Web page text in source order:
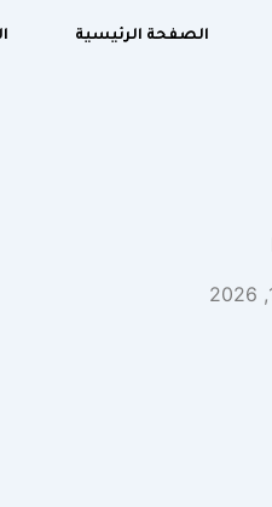
الصفحة الرئيسية